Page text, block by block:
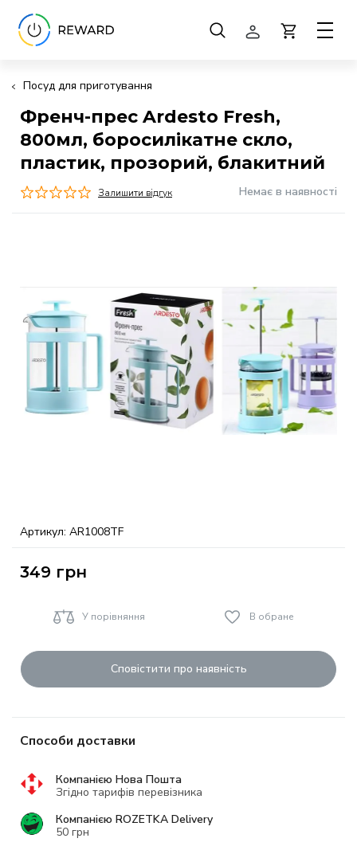
Посуд для приготування
Френч-прес Ardesto Fresh,
800мл, боросилікатне скло,
пластик, прозорий, блакитний
Залишити відгук Немає в наявності
Артикул: AR1008TF
349 грн
У порівняння В обране
Сповістити про наявність
Способи доставки
Компанією Нова Пошта
Згідно тарифів перевізника
Компанією ROZETKA Delivery
50 грн